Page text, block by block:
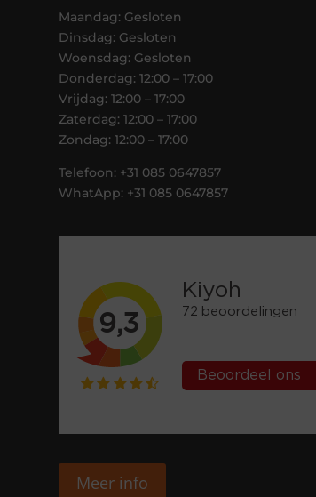
Maandag: Gesloten
Dinsdag: Gesloten
Woensdag: Gesloten
Donderdag: 12:00 – 17:00
Vrijdag: 12:00 – 17:00
Zaterdag: 12:00 – 17:00
Zondag: 12:00 – 17:00
Telefoon: +31 085 0647857
WhatApp: +31 085 0647857
Meer info